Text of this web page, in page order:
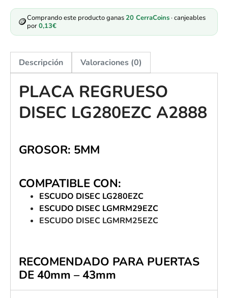
🪙Comprando este producto ganas20 CerraCoins· canjeables
por0,13€
Descripción Valoraciones (0)
PLACA REGRUESO
DISEC LG280EZC A2888
GROSOR: 5MM
COMPATIBLE CON:
ESCUDO DISEC LG280EZC
ESCUDO DISEC LGMRM29EZC
ESCUDO DISEC LGMRM25EZC
RECOMENDADO PARA PUERTAS
DE 40mm – 43mm